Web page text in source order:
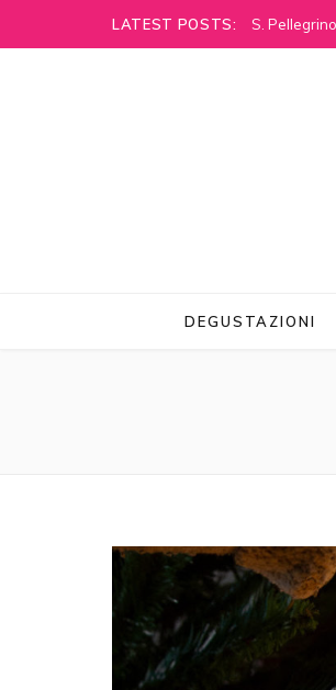
LATEST POSTS: S.
DEGUSTAZIONI